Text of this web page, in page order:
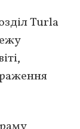
Turla